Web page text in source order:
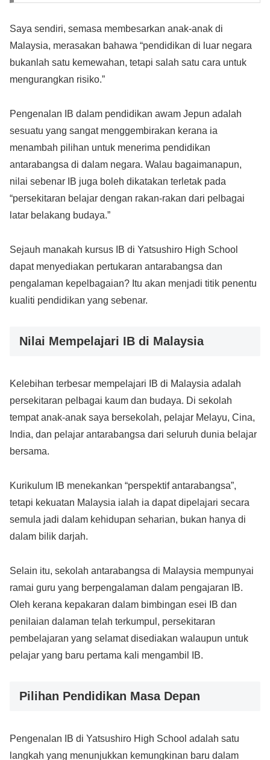
Saya sendiri, semasa membesarkan anak-anak di
Malaysia, merasakan bahawa “pendidikan di luar negara
bukanlah satu kemewahan, tetapi salah satu cara untuk
mengurangkan risiko.”
Pengenalan IB dalam pendidikan awam Jepun adalah
sesuatu yang sangat menggembirakan kerana ia
menambah pilihan untuk menerima pendidikan
antarabangsa di dalam negara. Walau bagaimanapun,
nilai sebenar IB juga boleh dikatakan terletak pada
“persekitaran belajar dengan rakan-rakan dari pelbagai
latar belakang budaya.”
Sejauh manakah kursus IB di Yatsushiro High School
dapat menyediakan pertukaran antarabangsa dan
pengalaman kepelbagaian? Itu akan menjadi titik penentu
kualiti pendidikan yang sebenar.
Nilai Mempelajari IB di Malaysia
Kelebihan terbesar mempelajari IB di Malaysia adalah
persekitaran pelbagai kaum dan budaya. Di sekolah
tempat anak-anak saya bersekolah, pelajar Melayu, Cina,
India, dan pelajar antarabangsa dari seluruh dunia belajar
bersama.
Kurikulum IB menekankan “perspektif antarabangsa”,
tetapi kekuatan Malaysia ialah ia dapat dipelajari secara
semula jadi dalam kehidupan seharian, bukan hanya di
dalam bilik darjah.
Selain itu, sekolah antarabangsa di Malaysia mempunyai
ramai guru yang berpengalaman dalam pengajaran IB.
Oleh kerana kepakaran dalam bimbingan esei IB dan
penilaian dalaman telah terkumpul, persekitaran
pembelajaran yang selamat disediakan walaupun untuk
pelajar yang baru pertama kali mengambil IB.
Pilihan Pendidikan Masa Depan
Pengenalan IB di Yatsushiro High School adalah satu
langkah yang menunjukkan kemungkinan baru dalam